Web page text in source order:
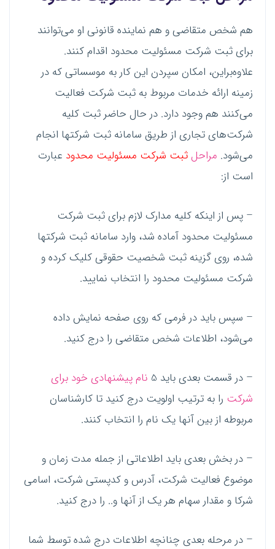
هم شخص متقاضی و هم نماینده قانونی او می‌توانند
برای ثبت شرکت مسئولیت محدود اقدام کنند.
علاوه‌براین، امکان سپردن این کار به موسساتی که در
زمینه ارائه خدمات مربوط به ثبت شرکت فعالیت
می‌کنند هم وجود دارد. در حال ‌حاضر ثبت کلیه
شرکت‌های تجاری از طریق سامانه ثبت شرکتها انجام
می‌شود. مراحلثبت شرکت مسئولیت محدود عبارت‌
است از:
– پس از اینکه کلیه مدارک لازم برای ثبت شرکت
مسئولیت محدود آماده شد، وارد سامانه ثبت شرکتها
شده، روی گزینه ثبت شخصیت حقوقی کلیک کرده و
شرکت مسئولیت محدود را انتخاب نمایید.
– سپس باید در فرمی که روی صفحه نمایش داده
می‌شود، اطلاعات شخص متقاضی را درج کنید.
– در قسمت بعدی باید 5
نام پیشنهادی خود برای
شرکت را به ترتیب اولویت درج کنید تا کارشناسان
مربوطه از بین آنها یک نام را انتخاب کنند.
– در بخش بعدی باید اطلاعاتی از جمله مدت زمان و
موضوع فعالیت شرکت، آدرس و کدپستی شرکت، اسامی
شرکا و مقدار سهام هر یک از آنها و.. را درج کنید.
– در مرحله بعدی چنانچه اطلاعات درج شده توسط شما